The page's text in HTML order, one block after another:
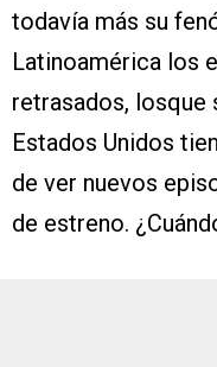
todavía más su
Latinoamérica los
retrasados, losque
Estados Unidos
de ver nuevos
de estreno.